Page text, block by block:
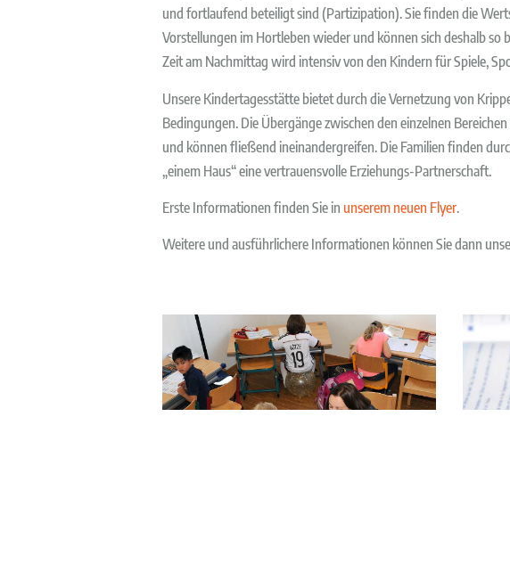
und fortlaufend beteiligt sind (Partizipation). Sie finden die
Vorstellungen im Hortleben wieder und können sich deshalb so
Zeit am Nachmittag wird intensiv von den Kindern für Spiele,
Unsere Kindertagesstätte bietet durch die Vernetzung von
Bedingungen. Die Übergänge zwischen den einzelnen
und können fließend ineinandergreifen. Die Familien finden
„einem Haus“ eine vertrauensvolle Erziehungs-Partnerschaft.
Erste Informationen finden Sie in unserem neuen Flyer.
Weitere und ausführlichere Informationen können Sie dann